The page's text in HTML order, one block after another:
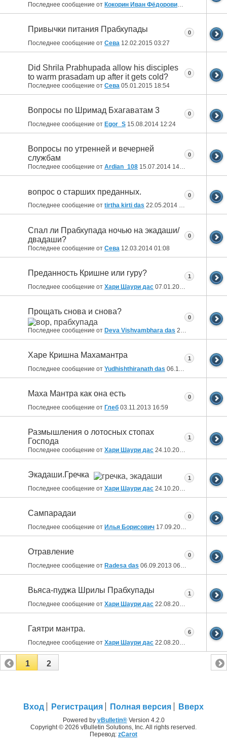
Последнее сообщение от Кокорин Иван Фёдорович 06.08.2016
Привычки питания Прабхупады
Последнее сообщение от Сева 12.02.2015 03:27
0
Did Shrila Prabhupada allow his disciples
to warm prasadam up after it gets cold?
Последнее сообщение от Сева 05.01.2015 18:54
0
Вопросы по Шримад Бхагаватам 3
Последнее сообщение от Egor_S 15.08.2014 12:24
0
Вопросы по утренней и вечерней
службам
Последнее сообщение от Ardian_108 15.07.2014 14:07
0
вопрос о старших преданных.
Последнее сообщение от tirtha kirti das 22.05.2014 16:56
0
Спал ли Прабхупада ночью на экадаши/
двадаши?
Последнее сообщение от Сева 12.03.2014 01:08
0
Преданность Кришне или гуру?
Последнее сообщение от Хари Шаури дас 07.01.2014
1
Прощать снова и снова?
Последнее сообщение от Deva Vishvambhara das 23.11.2013
0
Харе Кришна Махамантра
Последнее сообщение от Yudhishthiranath das 06.11.2013 23:52
1
Маха Мантра как она есть
Последнее сообщение от Глеб 03.11.2013 16:59
0
Размышления о лотосных стопах
Господа
Последнее сообщение от Хари Шаури дас 24.10.2013
1
Экадаши.Гречка
Последнее сообщение от Хари Шаури дас 24.10.2013
1
Сампарадаи
Последнее сообщение от Илья Борисович 17.09.2013
0
Отравление
Последнее сообщение от Radesa das 06.09.2013 06:04
0
Вьяса-пуджа Шрилы Прабхупады
Последнее сообщение от Хари Шаури дас 22.08.2013
1
Гаятри мантра.
Последнее сообщение от Хари Шаури дас 22.08.2013
6
1 2
Вход Регистрация Полная версия Вверх
Powered by vBulletin®Version 4.2.0
Copyright © 2026 vBulletin Solutions, Inc. All rights reserved.
Перевод: zCarot